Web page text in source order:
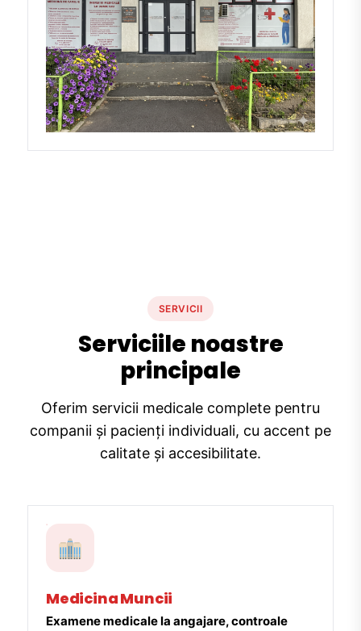
SERVICII
Serviciile noastre
principale
Oferim servicii medicale complete pentru
companii și pacienți individuali, cu accent pe
calitate și accesibilitate.
Medicina Muncii
Examene medicale la angajare, controale